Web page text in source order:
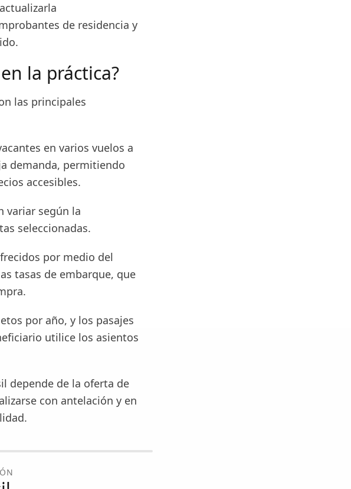
de residencia y
la práctica?
las principales
en varios vuelos a
demanda, permitiendo
accesibles.
variar según la
seleccionadas.
por medio del
tasas de embarque, que
por año, y los pasajes
utilice los asientos
depende de la oferta de
con antelación y en